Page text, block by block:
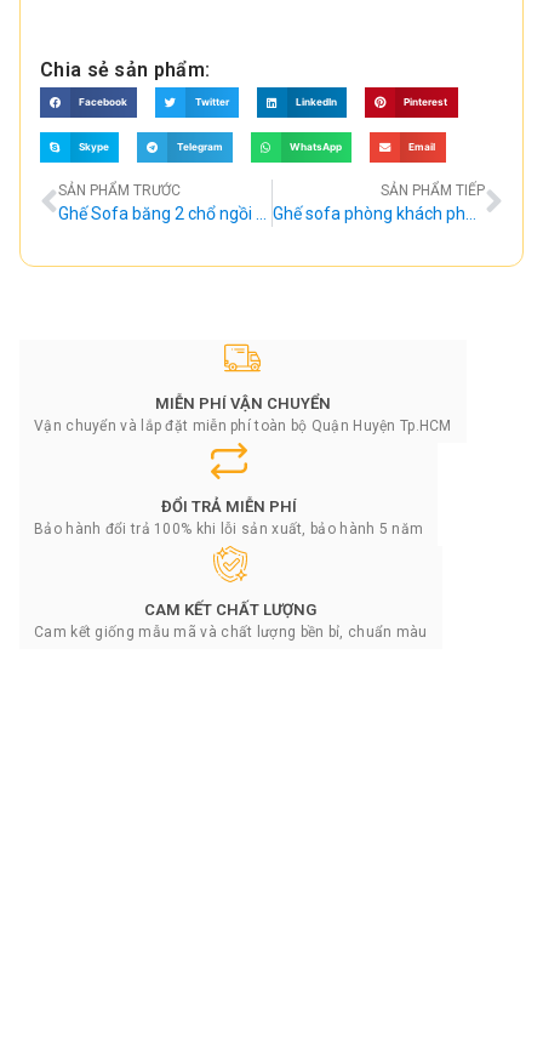
Chia sẻ sản phẩm:
Facebook Twitter LinkedIn Pinterest
Skype Telegram WhatsApp Email
SẢN PHẨM TRƯỚC SẢN PHẨM TIẾP
MIỄN PHÍ VẬN CHUYỂN
Vận chuyển và lắp đặt miễn phí toàn bộ Quận Huyện Tp.HCM
ĐỔI TRẢ MIỄN PHÍ
Bảo hành đổi trả 100% khi lỗi sản xuất, bảo hành 5 năm
CAM KẾT CHẤT LƯỢNG
Cam kết giống mẫu mã và chất lượng bền bỉ, chuẩn màu